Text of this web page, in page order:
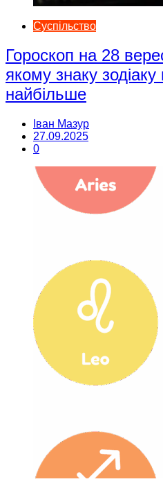
Суспільство
Гороскоп на 28
якому знаку
найбільше
Іван Мазур
27.09.2025
0